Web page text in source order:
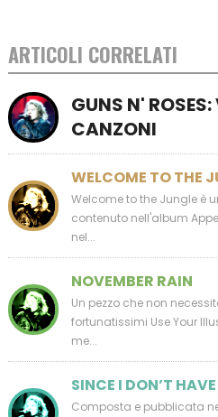
ARTICOLI CORRELATI
GUNS N' ROSES:
CANZONI
WELCOME TO THE
Welcome to the Jungle è
contenuto nell'album
nel...
NOVEMBER RAIN
Un pezzo che non
fortunatissimi Use Your
me...
SINCE I DON’T
Composta e pubblicata